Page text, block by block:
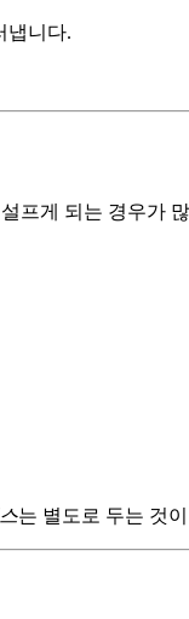
냅니다.
프게 되는 경우가
는 별도로 두는 것